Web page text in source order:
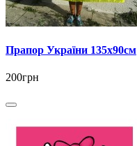
Прапор України 135х90см
200грн